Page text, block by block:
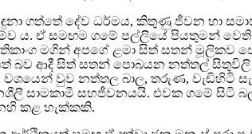
ගත්තේ දේව ධර්මය, කිතුණු ජීවන හා
ය. ඒ සමඟම ගමේ පල්ලියේ පියතුමන්
මගින් අපගේ ළමා සිත් සතන් මූලිකව
බව ආදී සිත් සතන් පොබයන නත්තල්
වශයෙන් වුව නත්තල බාල, තරුණ,
සාමකාමී සහජීවනයයි. එවක ගමේ සිටි
කළ හැක්කකි.